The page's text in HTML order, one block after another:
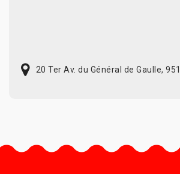
20 Ter Av. du Général de Gaulle,